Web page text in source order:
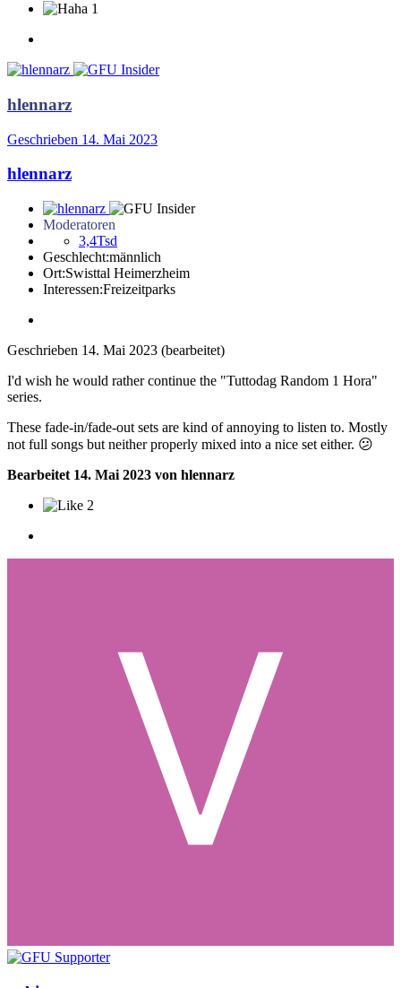
1
hlennarz
Geschrieben 14. Mai 2023
hlennarz
Moderatoren
3,4Tsd
Geschlecht:männlich
Ort:Swisttal Heimerzheim
Interessen:Freizeitparks
Geschrieben 14. Mai 2023 (bearbeitet)
I'd wish he would rather continue the "Tuttodag Random 1 Hora"
series.
These fade-in/fade-out sets are kind of annoying to listen to. Mostly
not full songs but neither properly mixed into a nice set either. 😕
Bearbeitet 14. Mai 2023 von hlennarz
2